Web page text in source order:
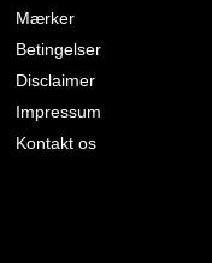
Mærker
Betingelser
Disclaimer
Impressum
Kontakt os